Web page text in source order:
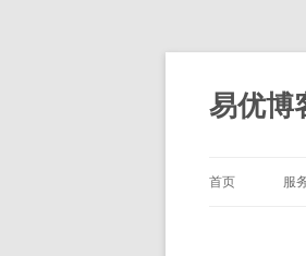
易优博
首页 服